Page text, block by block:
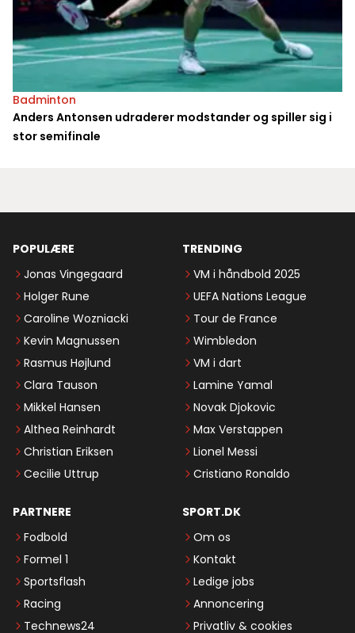
Badminton
Anders Antonsen udraderer modstander og spiller sig i
stor semifinale
POPULÆRE
Jonas Vingegaard
Holger Rune
Caroline Wozniacki
Kevin Magnussen
Rasmus Højlund
Clara Tauson
Mikkel Hansen
Althea Reinhardt
Christian Eriksen
Cecilie Uttrup
TRENDING
VM i håndbold 2025
UEFA Nations League
Tour de France
Wimbledon
VM i dart
Lamine Yamal
Novak Djokovic
Max Verstappen
Lionel Messi
Cristiano Ronaldo
PARTNERE
Fodbold
Formel 1
Sportsflash
Racing
Technews24
SPORT.DK
Om os
Kontakt
Ledige jobs
Annoncering
Privatliv & cookies